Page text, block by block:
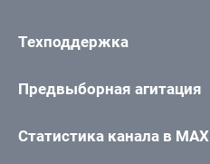
Техподдержка
Предвыборная агитация
Статистика канала в MAX